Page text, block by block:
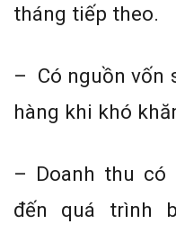
tháng tiếp theo.
– Có nguồn vốn
hàng khi khó
– Doanh thu
đến quá trình